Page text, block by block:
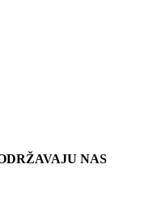
NAS